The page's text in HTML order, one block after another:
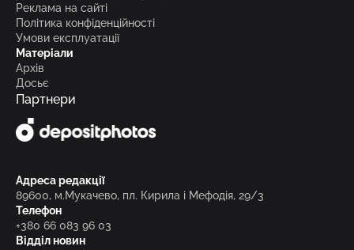
Реклама на сайті
Політика конфіденційності
Умови експлуатації
Матеріали
Архів
Досьє
Партнери
Адреса редакції
89600, м.Мукачево, пл. Кирила і Мефодія, 29/3
Телефон
+380 66 083 96 03
Відділ новин